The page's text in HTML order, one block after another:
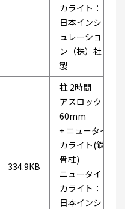
カライト：
日本インシ
ュレーショ
ン（株）社
製
334.9KB
柱 2時間
アスロック
60mm
+ ニュータイ
カライト(鉄
骨柱)
ニュータイ
カライト：
日本インシ